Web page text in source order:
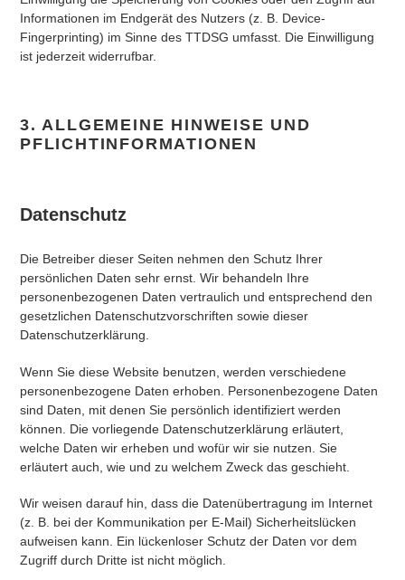
Informationen im Endgerät des Nutzers (z. B. Device-
Fingerprinting) im Sinne des TTDSG umfasst. Die Einwilligung
ist jederzeit widerrufbar.
3. ALLGEMEINE HINWEISE UND
PFLICHT­INFORMATIONEN
Datenschutz
Die Betreiber dieser Seiten nehmen den Schutz Ihrer
persönlichen Daten sehr ernst. Wir behandeln Ihre
personenbezogenen Daten vertraulich und entsprechend den
gesetzlichen Datenschutzvorschriften sowie dieser
Datenschutzerklärung.
Wenn Sie diese Website benutzen, werden verschiedene
personenbezogene Daten erhoben. Personenbezogene Daten
sind Daten, mit denen Sie persönlich identifiziert werden
können. Die vorliegende Datenschutzerklärung erläutert,
welche Daten wir erheben und wofür wir sie nutzen. Sie
erläutert auch, wie und zu welchem Zweck das geschieht.
Wir weisen darauf hin, dass die Datenübertragung im Internet
(z. B. bei der Kommunikation per E-Mail) Sicherheitslücken
aufweisen kann. Ein lückenloser Schutz der Daten vor dem
Zugriff durch Dritte ist nicht möglich.